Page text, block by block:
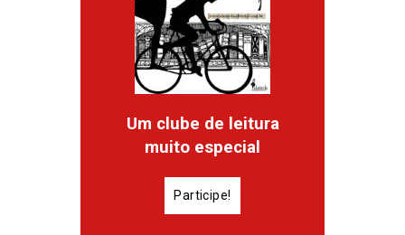
Um clube de leitura
muito especial
Participe!